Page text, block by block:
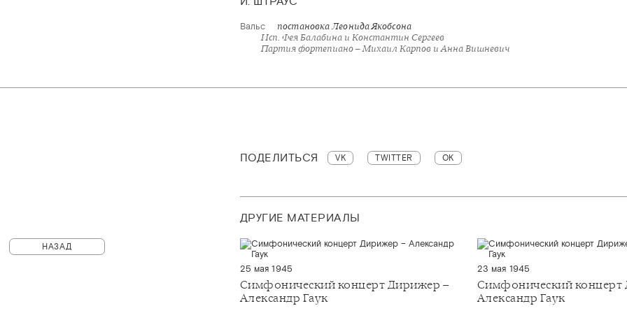
Вальс
постановка Леонида Якобсона
Исп. Фея Балабина и Константин Сергеев
Партия фортепиано – Михаил Карпов и Анна Вишневич
ПОДЕЛИТЬСЯ VK TWITTER OK
ДРУГИЕ МАТЕРИАЛЫ
23 мая 1945
Симфонический концерт
Александр Гаук
25 мая 1945
Симфонический концерт Дирижер –
Александр Гаук
НАЗАД